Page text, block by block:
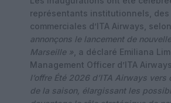
représentants institutionnels,
commerciales d’ITA Airways,
annonçons le lancement de
Marseille » , a déclaré Emiliana
Management Officer d’ITA
l’offre Été 2026 d’ITA Airways
de la saison, élargissant les